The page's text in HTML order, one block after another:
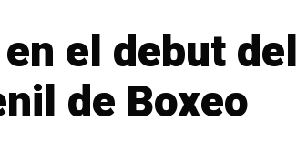
el debut del
de Boxeo